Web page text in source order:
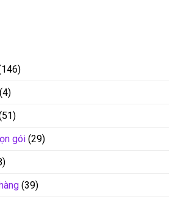
(4)
gói (29)
(39)